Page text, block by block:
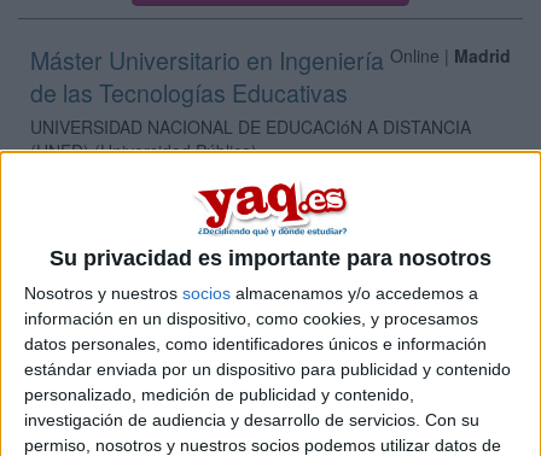
Su privacidad es importante para nosotros
Nosotros y nuestros socios almacenamos y/o accedemos a
información en un dispositivo, como cookies, y procesamos
datos personales, como identificadores únicos e información
estándar enviada por un dispositivo para publicidad y contenido
personalizado, medición de publicidad y contenido,
investigación de audiencia y desarrollo de servicios. Con su
permiso, nosotros y nuestros socios podemos utilizar datos de
Online | Madrid
Máster Universitario en Ingeniería
de las Tecnologías Educativas
UNIVERSIDAD NACIONAL DE EDUCACIóN A DISTANCIA
(UNED) (Universidad Pública)
Pídeles información ¡GRATIS!
Presencial |
Máster Universitario en
Ingeniería del Software - European Master on
Software Engineering
UNIVERSIDAD POLITéCNICA DE MADRID
(Universidad
Pública)
Tipo: Máster